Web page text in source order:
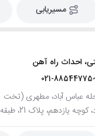
مسیریابی
احداث راه آهن
021-
منطقه 7، محله عباس آباد، مطهری (تخت
پلاک 21، طبقه همکف